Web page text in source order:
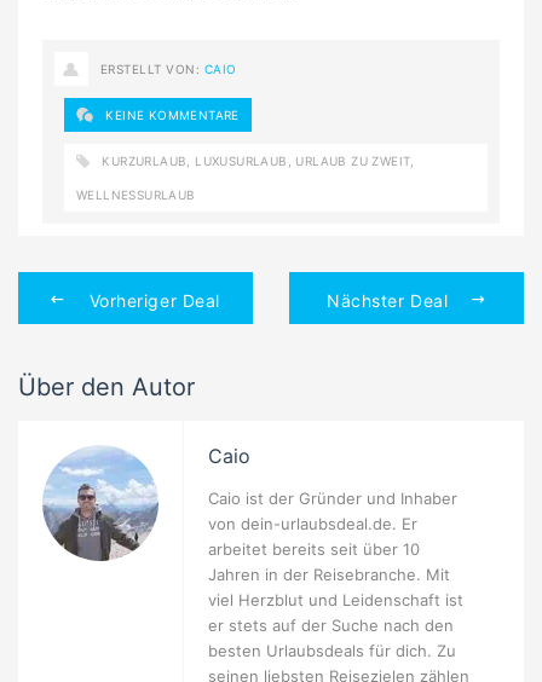
ERSTELLT VON: CAIO
KEINE KOMMENTARE
KURZURLAUB LUXUSURLAUB URLAUB ZU ZWEIT
WELLNESSURLAUB
Vorheriger Deal Nächster Deal
Über den Autor
Caio
Caio ist der Gründer und Inhaber
von dein-urlaubsdeal.de. Er
arbeitet bereits seit über 10
Jahren in der Reisebranche. Mit
viel Herzblut und Leidenschaft ist
er stets auf der Suche nach den
besten Urlaubsdeals für dich. Zu
seinen liebsten Reisezielen zählen